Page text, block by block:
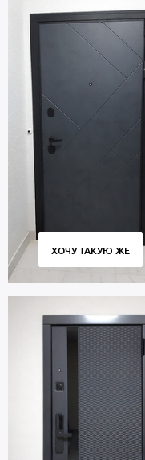
ХОЧУ ТАКУЮ ЖЕ